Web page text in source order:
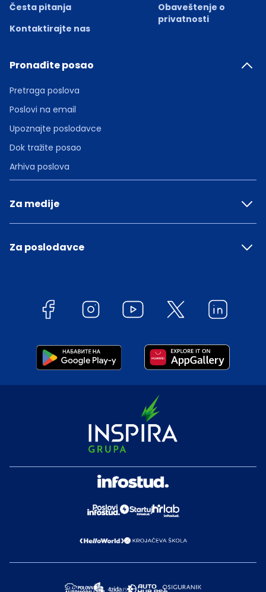
Česta pitanja
Kontaktirajte nas
Obaveštenje o
privatnosti
Pronađite posao
Pretraga poslova
Poslovi na email
Upoznajte poslodavce
Dok tražite posao
Arhiva poslova
Za medije
Za poslodavce